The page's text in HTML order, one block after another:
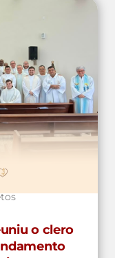
o clero